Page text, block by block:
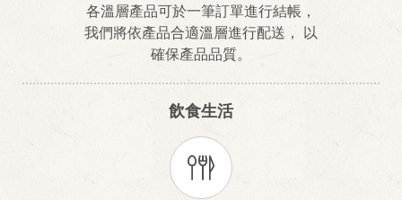
各溫層產品可於一筆訂單進行結帳，
我們將依產品合適溫層進行配送， 以
確保產品品質。
飲食生活